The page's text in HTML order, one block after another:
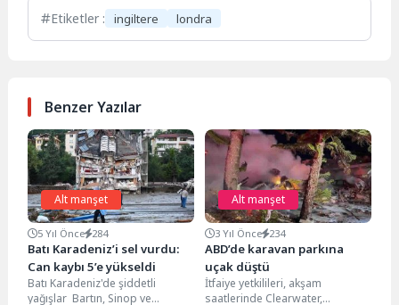
Etiketler : ingiltere londra
Benzer Yazılar
Alt manşet
5 Yıl Önce 284
Batı Karadeniz’i sel vurdu:
Can kaybı 5’e yükseldi
Batı Karadeniz'de şiddetli
yağışlar Bartın, Sinop ve
Alt manşet
3 Yıl Önce 234
ABD’de karavan parkına
uçak düştü
İtfaiye yetkilileri, akşam
saatlerinde Clearwater,